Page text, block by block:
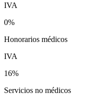
IVA
0%
Honorarios médicos
IVA
16%
Servicios no médicos